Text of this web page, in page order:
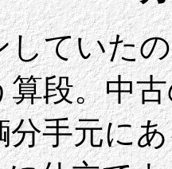
していた
段。中
手元に